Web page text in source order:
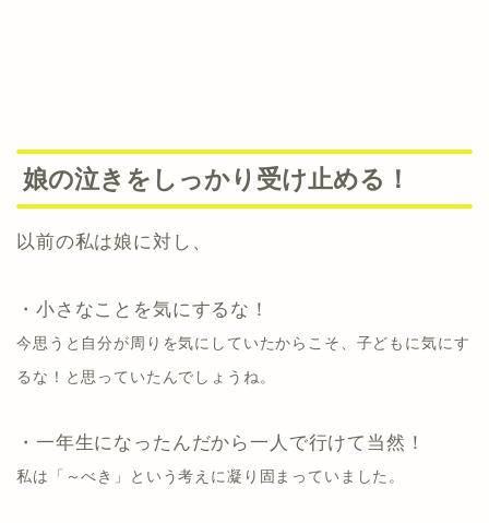
娘の泣きをしっかり受け止める！
以前の私は娘に対し、
・小さなことを気にするな！
今思うと自分が周りを気にしていたからこそ、子どもに気にす
るな！と思っていたんでしょうね。
・一年生になったんだから一人で行けて当然！
私は「～べき」という考えに凝り固まっていました。